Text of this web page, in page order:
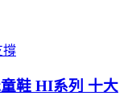
撐
鞋 HI系列 十大